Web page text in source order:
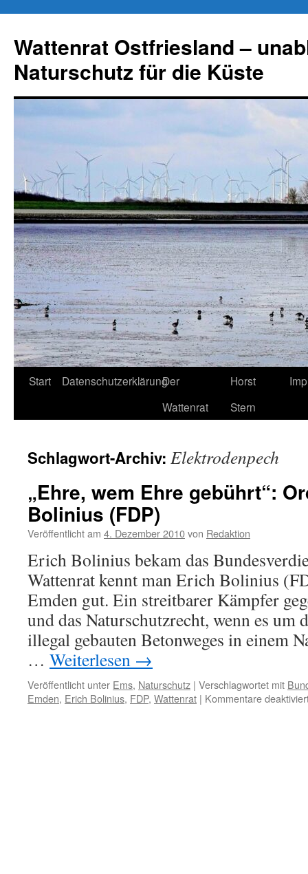
springen
Wattenrat Ostfriesland –
Naturschutz für die Küste
Start DatenschutzerklärungDer
Wattenrat
Horst
Stern
Schlagwort-Archiv: Elektrodenpech
„Ehre, wem Ehre gebührt“:
Bolinius (FDP)
Veröffentlicht am 4. Dezember 2010von Redaktion
Erich Bolinius bekam das
Wattenrat kennt man Erich Bolinius
Emden gut. Ein streitbarer Kämpfer
und das Naturschutzrecht, wenn es um
illegal gebauten Betonweges in einem
… Weiterlesen →
Veröffentlicht unter Ems, Naturschutz | Verschlagwortet mit
Emden, Erich Bolinius, FDP, Wattenrat | Kommentare